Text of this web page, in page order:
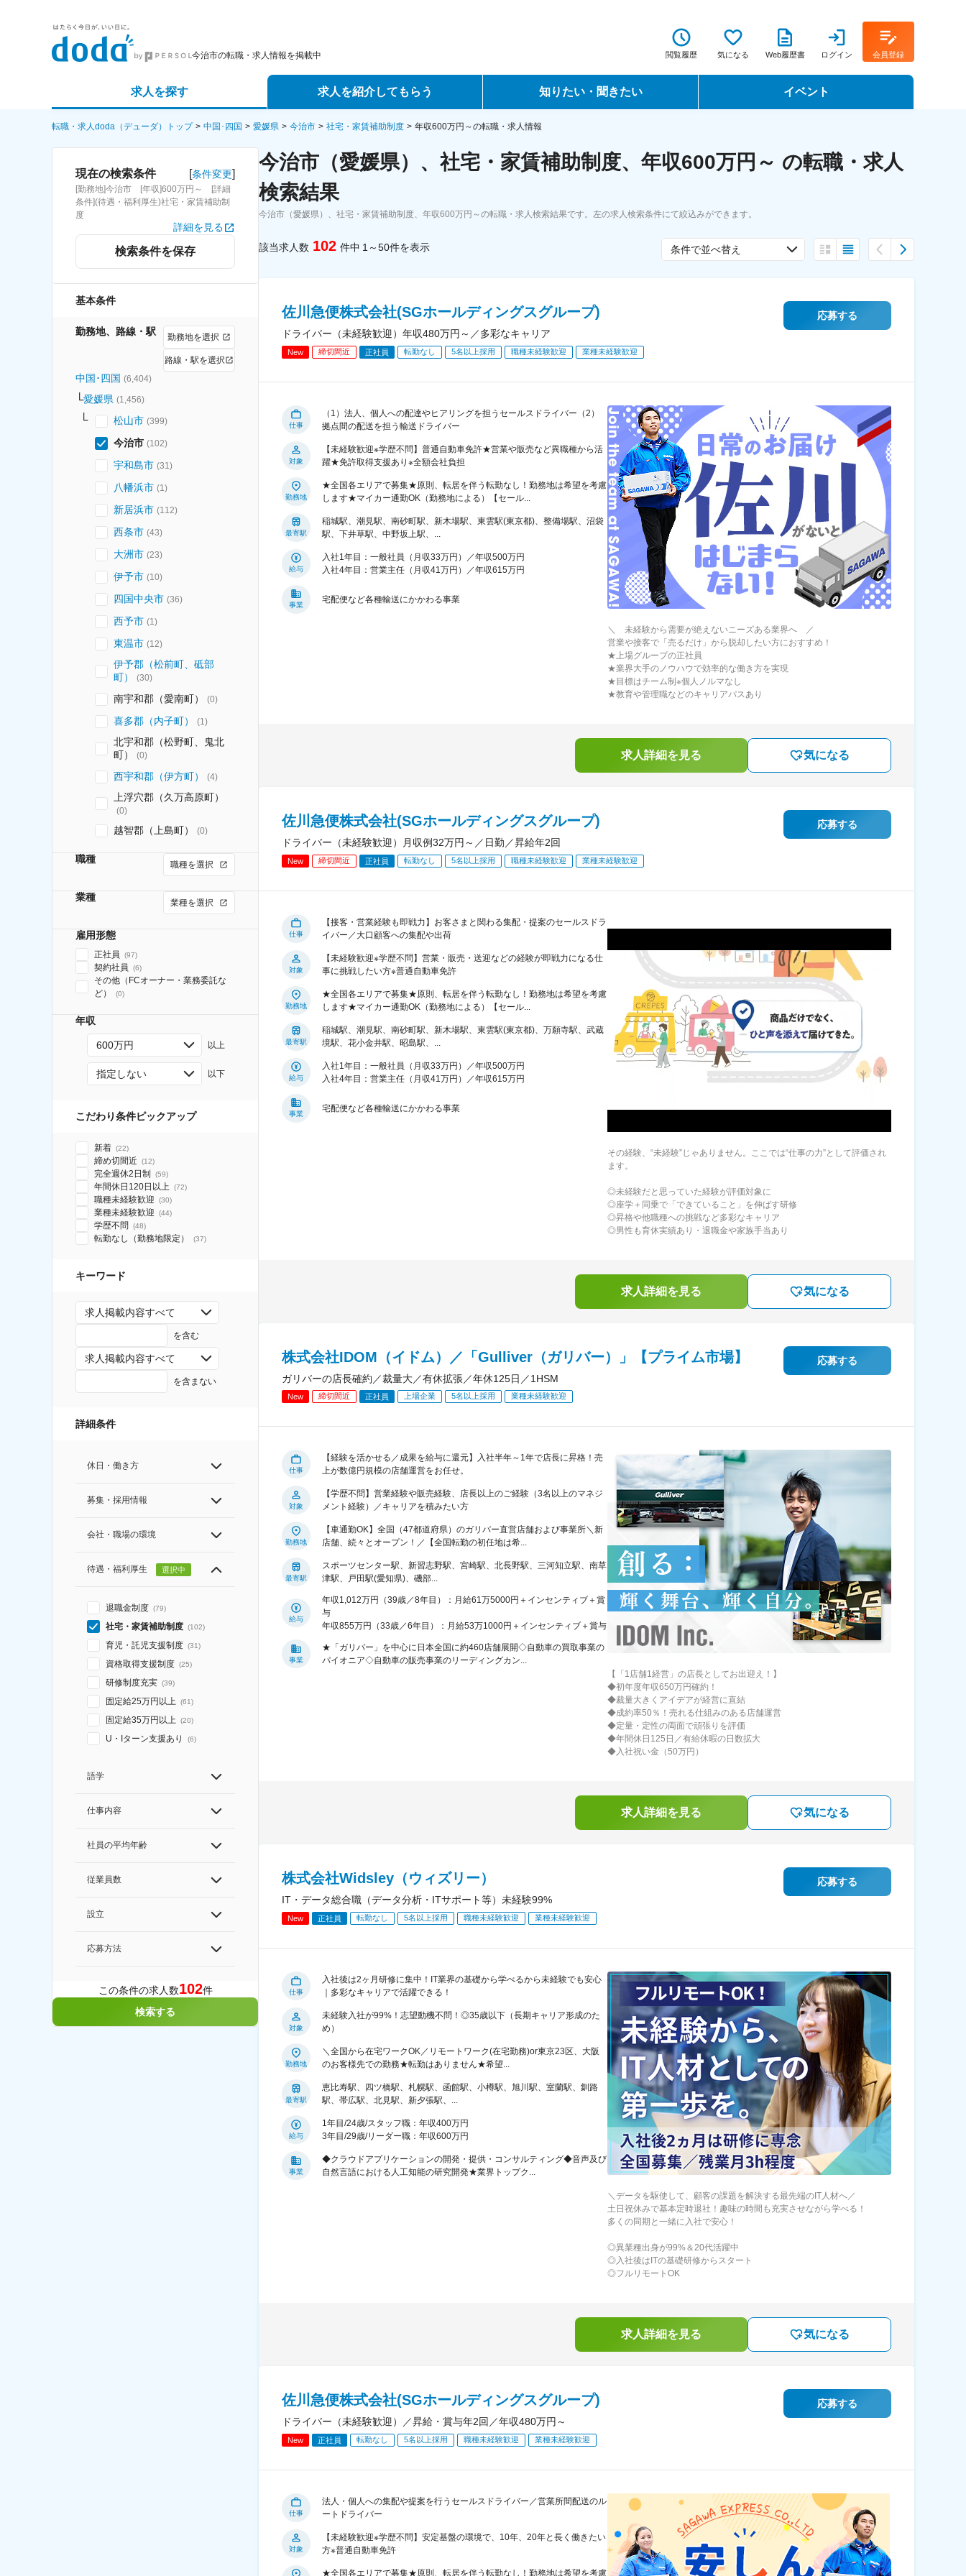
今治市の転職・求人情報を掲載中 閲覧履歴 気になる Web履歴書 ログイン 会員登録
求人を探す
詳細条件から探す
求人特集から探す
求人を紹介してもらう
エージェントサービス
スカウトサービス
パートナーエージェントサービス
知りたい・聞きたい
転職ノウハウ
データで見る転職
イベント
転職フェア
転職・求人doda（デューダ）トップ 中国･四国 愛媛県 今治市 社宅・家賃補助制度 年収600万円～の転職・求人情報
現在の検索条件 [条件変更]
[勤務地]今治市 [年収]600万円～ [詳細
条件](待遇・福利厚生)社宅・家賃補助制
度
詳細を見る
検索条件を保存
基本条件
勤務地、路線・駅 勤務地を選択
路線・駅を選択
中国･四国 (6,404)
愛媛県 (1,456)
松山市 (399)
今治市 (102)
宇和島市 (31 )
八幡浜市 (1 )
新居浜市 (112)
西条市 (43)
大洲市 (23)
伊予市 (10)
四国中央市 (36)
西予市 (1 )
東温市 (12)
伊予郡（松前町、砥部
町）
(30)
南宇和郡（愛南町） (0)
喜多郡（内子町） (1 )
北宇和郡（松野町、鬼北
町）
(0)
西宇和郡（伊方町） (4)
上浮穴郡（久万高原町）
(0)
越智郡（上島町） (0)
職種 職種を選択
業種 業種を選択
雇用形態
正社員 (97)
契約社員 (6)
その他（FCオーナー・業務委託な
ど）
(0)
年収
600万円 以上
指定しない 以下
こだわり条件ピックアップ
新着 (22)
締め切間近 (12)
完全週休2日制 (59)
年間休日120日以上 (72)
職種未経験歓迎 (30)
業種未経験歓迎 (44)
学歴不問 (48)
転勤なし（勤務地限定） (37)
キーワード
求人掲載内容すべて
を含む
求人掲載内容すべて
を含まない
詳細条件
休日・働き方
募集・採用情報
会社・職場の環境
待遇・福利厚生 選択中
退職金制度 (79)
社宅・家賃補助制度 (102)
育児・託児支援制度 (31)
資格取得支援制度 (25)
研修制度充実 (39)
固定給25万円以上 (61)
固定給35万円以上 (20)
U・Iターン支援あり (6)
語学
仕事内容
社員の平均年齢
従業員数
設立
応募方法
この条件の求人数102件
検索する
今治市（愛媛県）、社宅・家賃補助制度、年収600万円～ の転職・求人
検索結果
今治市（愛媛県）、社宅・家賃補助制度、年収600万円～の転職・求人検索結果です。左の求人検索条件にて絞込みができます。
該当求人数 102 件中 1～50件を表示 条件で並べ替え
佐川急便株式会社(SGホールディングスグループ)
ドライバー（未経験歓迎）年収480万円～／多彩なキャリア
New 締切間近 正社員 転勤なし 5名以上採用 職種未経験歓迎 業種未経験歓迎
応募する
仕事
（1）法人、個人への配達やヒアリングを担うセールスドライバー（2）
拠点間の配送を担う輸送ドライバー
対象
【未経験歓迎※学歴不問】普通自動車免許★営業や販売など異職種から活
躍★免許取得支援あり※全額会社負担
勤務地
★全国各エリアで募集★原則、転居を伴う転勤なし！勤務地は希望を考慮
します★マイカー通勤OK（勤務地による）【セール...
最寄駅
稲城駅、潮見駅、南砂町駅、新木場駅、東雲駅(東京都)、整備場駅、沼袋
駅、下井草駅、中野坂上駅、...
給与
入社1年目：一般社員（月収33万円）／年収500万円
入社4年目：営業主任（月収41万円）／年収615万円
事業
宅配便など各種輸送にかかわる事業
＼ 未経験から需要が絶えないニーズある業界へ ／
営業や接客で「売るだけ」から脱却したい方におすすめ！
★上場グループの正社員
★業界大手のノウハウで効率的な働き方を実現
★目標はチーム制※個人ノルマなし
★教育や管理職などのキャリアパスあり
求人詳細を見る 気になる
佐川急便株式会社(SGホールディングスグループ)
ドライバー（未経験歓迎）月収例32万円～／日勤／昇給年2回
New 締切間近 正社員 転勤なし 5名以上採用 職種未経験歓迎 業種未経験歓迎
応募する
仕事
【接客・営業経験も即戦力】お客さまと関わる集配・提案のセールスドラ
イバー／大口顧客への集配や出荷
対象
【未経験歓迎※学歴不問】営業・販売・送迎などの経験が即戦力になる仕
事に挑戦したい方※普通自動車免許
勤務地
★全国各エリアで募集★原則、転居を伴う転勤なし！勤務地は希望を考慮
します★マイカー通勤OK（勤務地による）【セール...
最寄駅
稲城駅、潮見駅、南砂町駅、新木場駅、東雲駅(東京都)、万願寺駅、武蔵
境駅、花小金井駅、昭島駅、...
給与
入社1年目：一般社員（月収33万円）／年収500万円
入社4年目：営業主任（月収41万円）／年収615万円
事業
宅配便など各種輸送にかかわる事業
その経験、“未経験”じゃありません。ここでは“仕事の力”として評価され
ます。
◎未経験だと思っていた経験が評価対象に
◎座学＋同乗で「できていること」を伸ばす研修
◎昇格や他職種への挑戦など多彩なキャリア
◎男性も育休実績あり・退職金や家族手当あり
求人詳細を見る 気になる
株式会社IDOM（イドム）／「Gulliver（ガリバー）」【プライム市場】
ガリバーの店長確約／裁量大／有休拡張／年休125日／1HSM
New 締切間近 正社員 上場企業 5名以上採用 業種未経験歓迎
応募する
仕事
【経験を活かせる／成果を給与に還元】入社半年～1年で店長に昇格！売
上が数億円規模の店舗運営をお任せ。
対象
【学歴不問】営業経験や販売経験、店長以上のご経験（3名以上のマネジ
メント経験）／キャリアを積みたい方
勤務地
【車通勤OK】全国（47都道府県）のガリバー直営店舗および事業所＼新
店舗、続々とオープン！／【全国転勤の初任地は希...
最寄駅
スポーツセンター駅、新習志野駅、宮崎駅、北長野駅、三河知立駅、南草
津駅、戸田駅(愛知県)、磯部...
給与
年収1,012万円（39歳／8年目）：月給61万5000円＋インセンティブ＋賞
与
年収855万円（33歳／6年目）：月給53万1000円＋インセンティブ＋賞与
事業
★「ガリバー」を中心に日本全国に約460店舗展開◇自動車の買取事業の
パイオニア◇自動車の販売事業のリーディングカン...
【「1店舗1経営」の店長としてお出迎え！】
◆初年度年収650万円確約！
◆裁量大きくアイデアが経営に直結
◆成約率50％！売れる仕組みのある店舗運営
◆定量・定性の両面で頑張りを評価
◆年間休日125日／有給休暇の日数拡大
◆入社祝い金（50万円）
求人詳細を見る 気になる
株式会社Widsley（ウィズリー）
IT・データ総合職（データ分析・ITサポート等）未経験99%
New 正社員 転勤なし 5名以上採用 職種未経験歓迎 業種未経験歓迎
応募する
仕事
入社後は2ヶ月研修に集中！IT業界の基礎から学べるから未経験でも安心
｜多彩なキャリアで活躍できる！
対象
未経験入社が99%！志望動機不問！◎35歳以下（長期キャリア形成のた
め）
勤務地
＼全国から在宅ワークOK／リモートワーク(在宅勤務)or東京23区、大阪
のお客様先での勤務★転勤はありません★希望...
最寄駅
恵比寿駅、四ツ橋駅、札幌駅、函館駅、小樽駅、旭川駅、室蘭駅、釧路
駅、帯広駅、北見駅、新夕張駅、...
給与
1年目/24歳/スタッフ職：年収400万円
3年目/29歳/リーダー職：年収600万円
事業
◆クラウドアプリケーションの開発・提供・コンサルティング◆音声及び
自然言語における人工知能の研究開発★業界トップク...
＼データを駆使して、顧客の課題を解決する最先端のIT人材へ／
土日祝休みで基本定時退社！趣味の時間も充実させながら学べる！
多くの同期と一緒に入社で安心！
◎異業種出身が99%＆20代活躍中
◎入社後はITの基礎研修からスタート
◎フルリモートOK
求人詳細を見る 気になる
佐川急便株式会社(SGホールディングスグループ)
ドライバー（未経験歓迎）／昇給・賞与年2回／年収480万円～
New 正社員 転勤なし 5名以上採用 職種未経験歓迎 業種未経験歓迎
応募する
仕事
法人・個人への集配や提案を行うセールスドライバー／営業所間配送のル
ートドライバー
対象
【未経験歓迎※学歴不問】安定基盤の環境で、10年、20年と長く働きたい
方※普通自動車免許
★全国各エリアで募集★原則、転居を伴う転勤なし！勤務地は希望を考慮